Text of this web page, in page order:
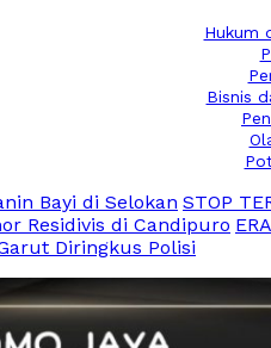
Hukum
Bisnis
Bayi di Selokan STOP
Residivis di Candipuro
Diringkus Polisi